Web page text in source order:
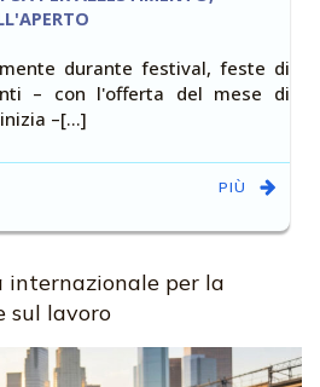
durante festival, feste di
– con l'offerta del mese di
–[…]
PIÙ
internazionale per la
sul lavoro